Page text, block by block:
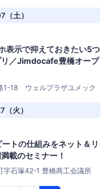
土）
示で抑えておきたい5つ
／Jimdocafe豊橋オープ
1-18 ウェルプラザユメック
火）
トの仕組みをネット＆リ
載のセミナー！
字石塚42-1 豊橋商工会議所